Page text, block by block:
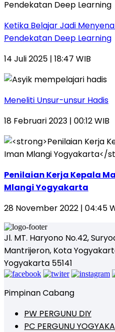
Ketika Belajar Jadi
Pendekatan Deep Learning
14 Juli 2025 | 18:47 WIB
Meneliti Unsur-unsur Hadis
18 Februari 2023 | 00:12 WIB
Penilaian Kerja Kepala
Mlangi Yogyakarta
28 November 2022 | 04:45
Jl. MT. Haryono No.42,
Mantrijeron, Kota
Yogyakarta 55141
Pimpinan Cabang
PW PERGUNU DIY
PC PERGUNU